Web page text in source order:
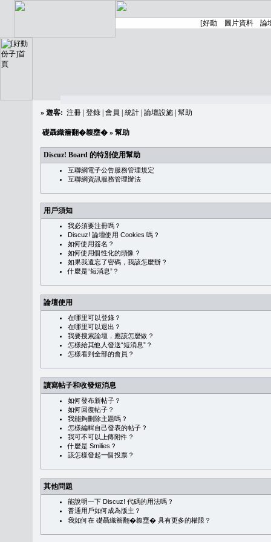
» 遊客: 注冊 登錄 會員 統計 論壇設施 幫助
礎聶織簷翻�䪖壅� » 幫助
Discuz! Board 的特別使用幫助
互聯網電子公告服務管理規定
互聯網資訊服務管理辦法
用戶須知
我必須要注冊嗎？
Discuz! 論壇使用 Cookies 嗎？
如何使用簽名？
如何使用個性化的頭像？
如果我遺忘了密碼，我該怎麼辦？
什麼是“短消息”？
論壇使用
在哪里可以登錄？
在哪里可以退出？
我要搜索論壇，應該怎麼做？
怎樣給其他人發送“短消息”？
怎樣看到全部的會員？
讀寫帖子和收發短消息
如何發布新帖子？
如何回復帖子？
我能夠刪除主題嗎？
怎樣編輯自己發表的帖子？
我可不可以上傳附件？
什麼是 Smilies？
該怎樣發起一個投票？
其他問題
能說明一下 Discuz! 代碼的用法嗎？
普通用戶如何成為版主？
我如何在 礎聶織簷翻�䪖壅� 具有更多的權限？